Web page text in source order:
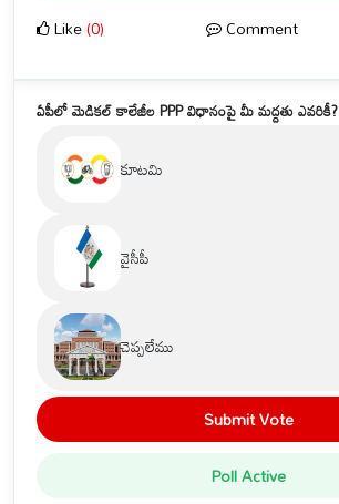
Like(0) Comment
ఏపీలో మెడికల్ కాలేజీల PPP విధానంపై మీ మద్దతు ఎవరికీ?
కూటమి
వైసీపీ
చెప్పలేము
Submit Vote
Poll Active